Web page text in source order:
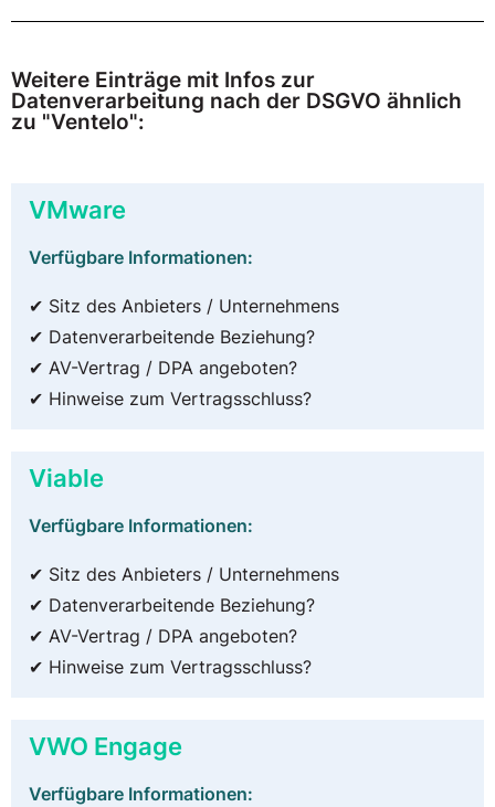
Weitere Einträge mit Infos zur
Datenverarbeitung nach der DSGVO ähnlich
zu "Ventelo":
VMware
Verfügbare Informationen:
✔ Sitz des Anbieters / Unternehmens
✔ Datenverarbeitende Beziehung?
✔ AV-Vertrag / DPA angeboten?
✔ Hinweise zum Vertragsschluss?
Viable
Verfügbare Informationen:
✔ Sitz des Anbieters / Unternehmens
✔ Datenverarbeitende Beziehung?
✔ AV-Vertrag / DPA angeboten?
✔ Hinweise zum Vertragsschluss?
VWO Engage
Verfügbare Informationen: